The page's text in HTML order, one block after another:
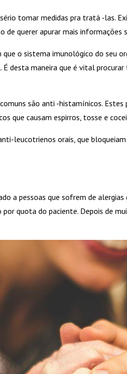
tomar medidas pra tratá -las.
de querer apurar mais informações
o sistema imunológico do seu
desta maneira que é vital
são anti -histamínicos.
que causam espirros, tosse e
leucotrienos orais, que
a pessoas que sofrem de
quota do paciente. Depois de